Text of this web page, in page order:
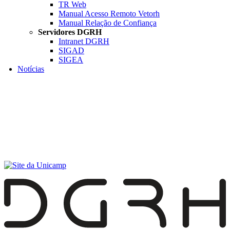
TR Web
Manual Acesso Remoto Vetorh
Manual Relação de Confiança
Servidores DGRH
Intranet DGRH
SIGAD
SIGEA
Notícias